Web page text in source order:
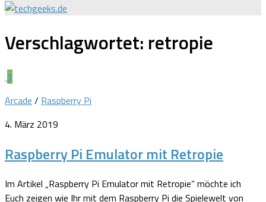
Verschlagwortet: retropie
1
Arcade / Raspberry Pi
4. März 2019
Raspberry Pi Emulator mit Retropie
Im Artikel „Raspberry Pi Emulator mit Retropie“ möchte ich
Euch zeigen wie Ihr mit dem Raspberry Pi die Spielewelt von